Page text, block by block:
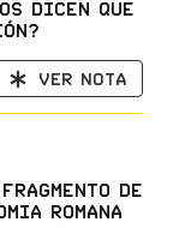
dicen que
Ver nota
de
romana